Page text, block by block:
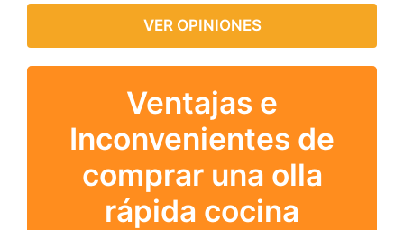
VER OPINIONES
Ventajas e
Inconvenientes de
comprar una olla
rápida cocina